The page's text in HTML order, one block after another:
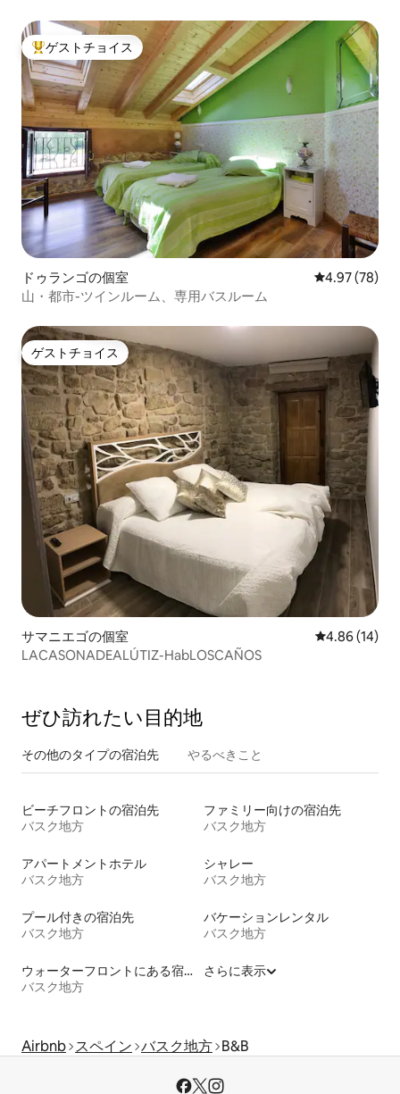
大好評のゲストチョイスです。
ゲストチョイス
ドゥランゴの個室 レビュー78
4.97 (78)
山・都市-ツインルーム、専用バスルーム
ゲストチョイス
ゲストチョイス
サマニエゴの個室 レビュー14
4.86 (14)
LACASONADEALÚTIZ-HabLOSCAÑOS
ぜひ訪⁠れ⁠た⁠い目⁠的⁠地
その他のタ⁠イ⁠プ⁠の宿⁠泊⁠先 やるべきこと
ビーチフロントの宿泊先
バスク地方
ファミリー向けの宿泊先
バスク地方
アパートメントホテル
バスク地方
シャレー
バスク地方
プール付きの宿泊先
バスク地方
バケーションレンタル
バスク地方
ウォーターフロントにある宿泊施設
バスク地方
さらに表示
Airbnb スペイン バスク地方 B&B